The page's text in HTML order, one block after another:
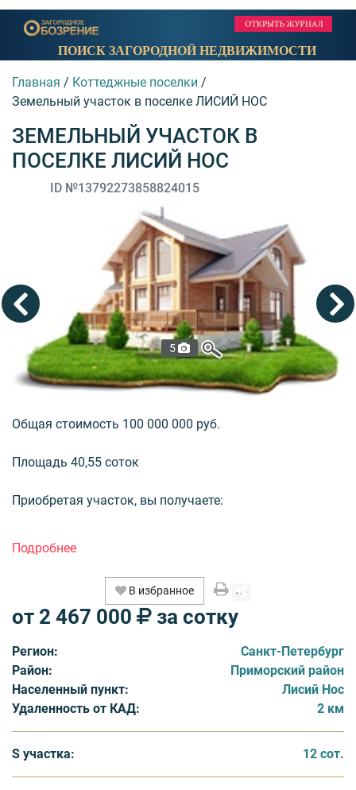
ПОИСК ЗАГОРОДНОЙ НЕДВИЖИМОСТИ
Главная / Коттеджные поселки /
Земельный участок в поселке ЛИСИЙ НОС
ЗЕМЕЛЬНЫЙ УЧАСТОК В
ПОСЕЛКЕ ЛИСИЙ НОС
ID №13792273858824015
5
Общая стоимость 100 000 000 руб.
Площадь 40,55 соток
Приобретая участок, вы получаете:
доступности
- чистый воздух и много леса – район считается
самым экологически безопасным в Петербурге
- соответствующее окружение - вокруг частные дома и
- парковая зона - сосновый бор прямо на участке
- все центральные коммуникации
- городские удобства (поликлиника, почта, банки и пр.)
- элитный детский сад и хорошая школа
Идеальная транспортная доступность:
В избранное
от 2 467 000 за сотку
Регион:
Санкт-Петербург
Район:
Приморский район
Населенный пункт:
Лисий Нос
Удаленность от КАД:
2 км
S участка: 12 сот.